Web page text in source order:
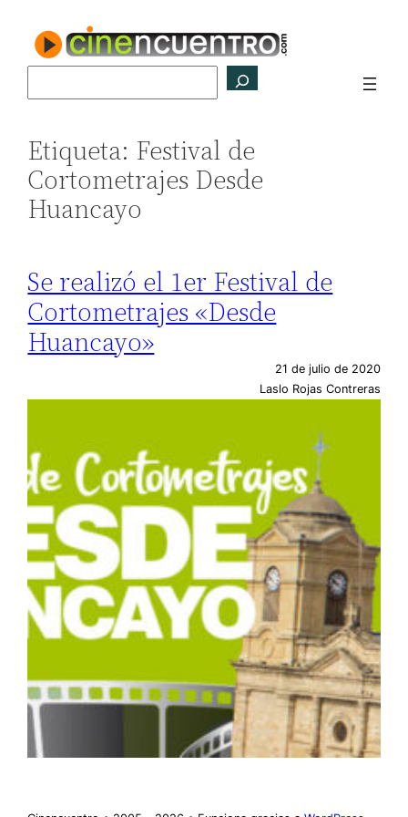
contenido
Etiqueta: Festival de
Cortometrajes Desde
Huancayo
Se realizó el 1er Festival de
Cortometrajes «Desde
Huancayo»
21 de julio de 2020
Laslo Rojas Contreras